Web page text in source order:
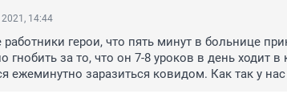
14:44
герои, что пять минут в больнице
гнобить за то, что он 7-8 уроков в день ходит в
ежеминутно заразиться ковидом. Как так у